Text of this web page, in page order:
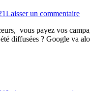
Laisser un commentaire
vous payez vos
diffusées ? Google va